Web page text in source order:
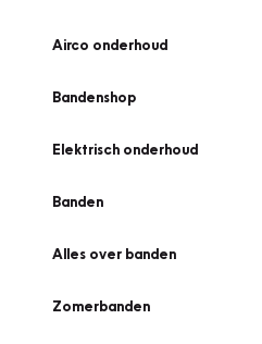
Airco onderhoud
Bandenshop
Elektrisch onderhoud
Banden
Alles over banden
Zomerbanden